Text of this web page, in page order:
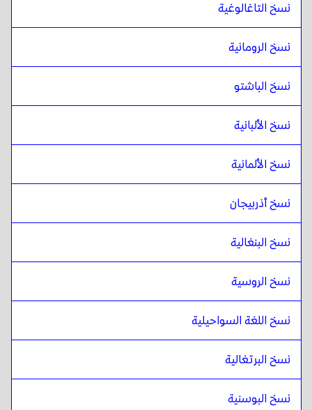
نسخ التاغالوغية
نسخ الرومانية
نسخ الباشتو
نسخ الألبانية
نسخ الألمانية
نسخ أذربيجان
نسخ البنغالية
نسخ الروسية
نسخ اللغة السواحيلية
نسخ البرتغالية
نسخ البوسنية